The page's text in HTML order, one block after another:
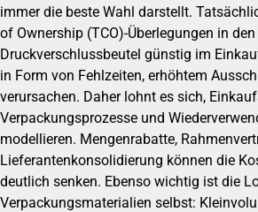
immer die beste Wahl darstellt.
of Ownership (TCO)-Überlegungen in
Druckverschlussbeutel günstig im
in Form von Fehlzeiten, erhöhtem
verursachen. Daher lohnt es sich,
Verpackungsprozesse und
modellieren. Mengenrabatte,
Lieferantenkonsolidierung können die
deutlich senken. Ebenso wichtig ist die
Verpackungsmaterialien selbst: